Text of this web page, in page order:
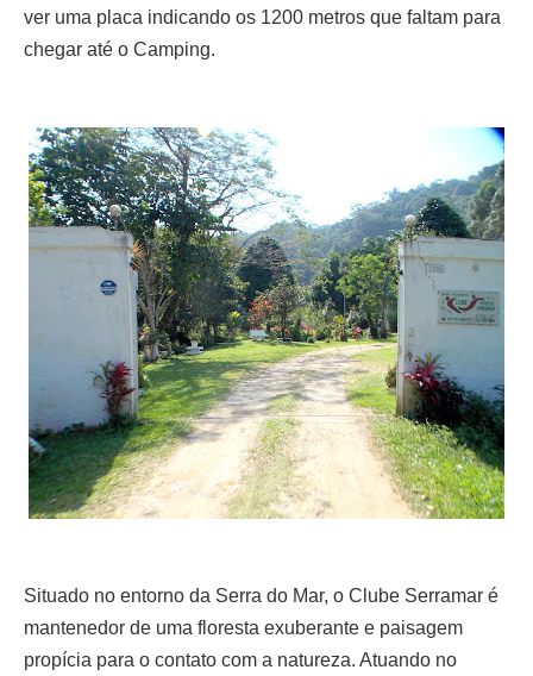
ver uma placa indicando os 1200 metros que faltam para
chegar até o Camping.
Situado no entorno da Serra do Mar, o Clube Serramar é
mantenedor de uma floresta exuberante e paisagem
propícia para o contato com a natureza. Atuando no